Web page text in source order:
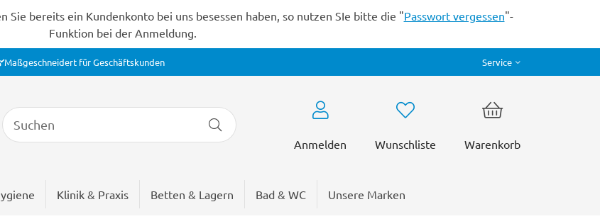
bereits ein Kundenkonto bei uns besessen haben, so nutzen SIe bitte die "Passwort vergessen"-
Funktion bei der Anmeldung.
Maßgeschneidert für Geschäftskunden Service
Anmelden Wunschliste Warenkorb
Klinik & Praxis Betten & Lagern Bad & WC Unsere Marken